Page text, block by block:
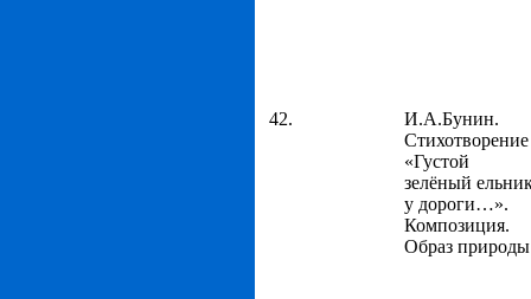
42.
И.А.Бунин.
Стихотворение
«Густой
зелёный
у дороги…».
Композиция.
Образ